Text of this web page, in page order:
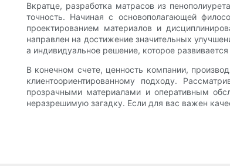
Вкратце, разработка матрасов из
точность. Начиная с основополагающей
проектированием материалов и
направлен на достижение значительных
а индивидуальное решение, которое
В конечном счете, ценность компании,
клиентоориентированному подходу.
прозрачными материалами и оперативным
неразрешимую загадку. Если для вас важен